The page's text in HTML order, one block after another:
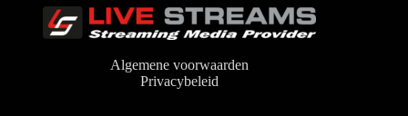
Algemene voorwaarden
Privacybeleid